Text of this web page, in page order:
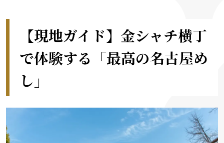
【現地ガイド】金シャチ横丁
で体験する「最高の名古屋め
し」